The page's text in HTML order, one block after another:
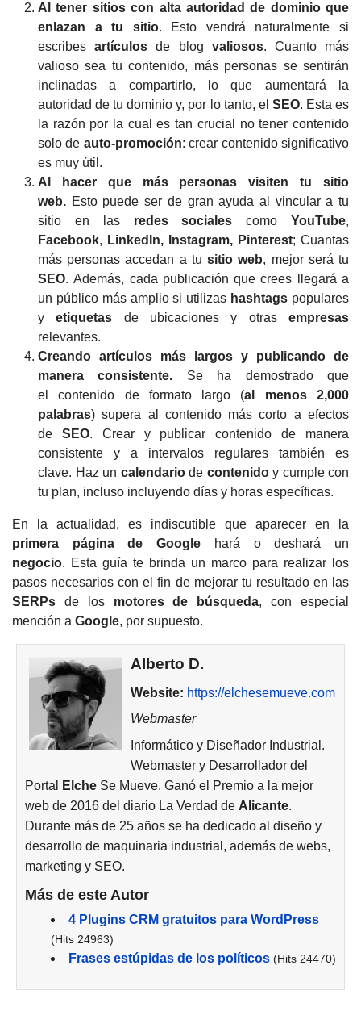
Al tener sitios con alta autoridad de dominio que
enlazan a tu sitio.
Esto vendrá naturalmente si
escribesartículos de blog valiosos. Cuanto más
valioso sea tu contenido, más personas se sentirán
inclinadas a compartirlo, lo que aumentará la
autoridad de tu dominio y, por lo tanto, el SEO. Esta es
la razón por la cual es tan crucial no tener contenido
solo de auto-promoción: crear contenido significativo
es muy útil.
Al hacer que más personas visiten tu sitio
web. Esto puede ser de gran ayuda al vincular a tu
sitio en las redessociales comoYouTube,
Facebook, LinkedIn, Instagram, Pinterest; Cuantas
más personas accedan a tusitio web, mejor será tu
SEO.Además, cada publicación que crees llegará a
un público más amplio si utilizas hashtags populares
yetiquetas de ubicaciones y otrasempresas
relevantes.
Creando artículos más largos y publicando de
manera consistente. Se ha demostradoque
elcontenido de formato largo (al menos 2,000
palabras)supera al contenido más corto a efectos
de SEO. Crear y publicar contenido de manera
consistente y a intervalos regulares también es
clave. Haz un calendariode contenidoy cumple con
tu plan, incluso incluyendo días y horas específicas.
En la actualidad, es indiscutible que aparecer en la
primera página de Google hará o deshará un
negocio. Esta guía te brinda un marco para realizar los
pasos necesarios con el fin de mejorar tu resultado en las
SERPs de los motores de búsqueda, con especial
mención a Google, por supuesto.
Alberto D.
Website: https://elchesemueve.com
Webmaster
Informático y Diseñador Industrial.
Webmaster y Desarrollador del
Portal
Elche Se Mueve. Ganó el Premio a la mejor
web de 2016 del diario La Verdad de Alicante.
Durante más de 25 años se ha dedicado al diseño y
desarrollo de maquinaria industrial, además de webs,
marketing y SEO.
Más de este Autor
4 Plugins CRM gratuitos para WordPress
(Hits 24963)
Frases estúpidas de los políticos (Hits 24470)